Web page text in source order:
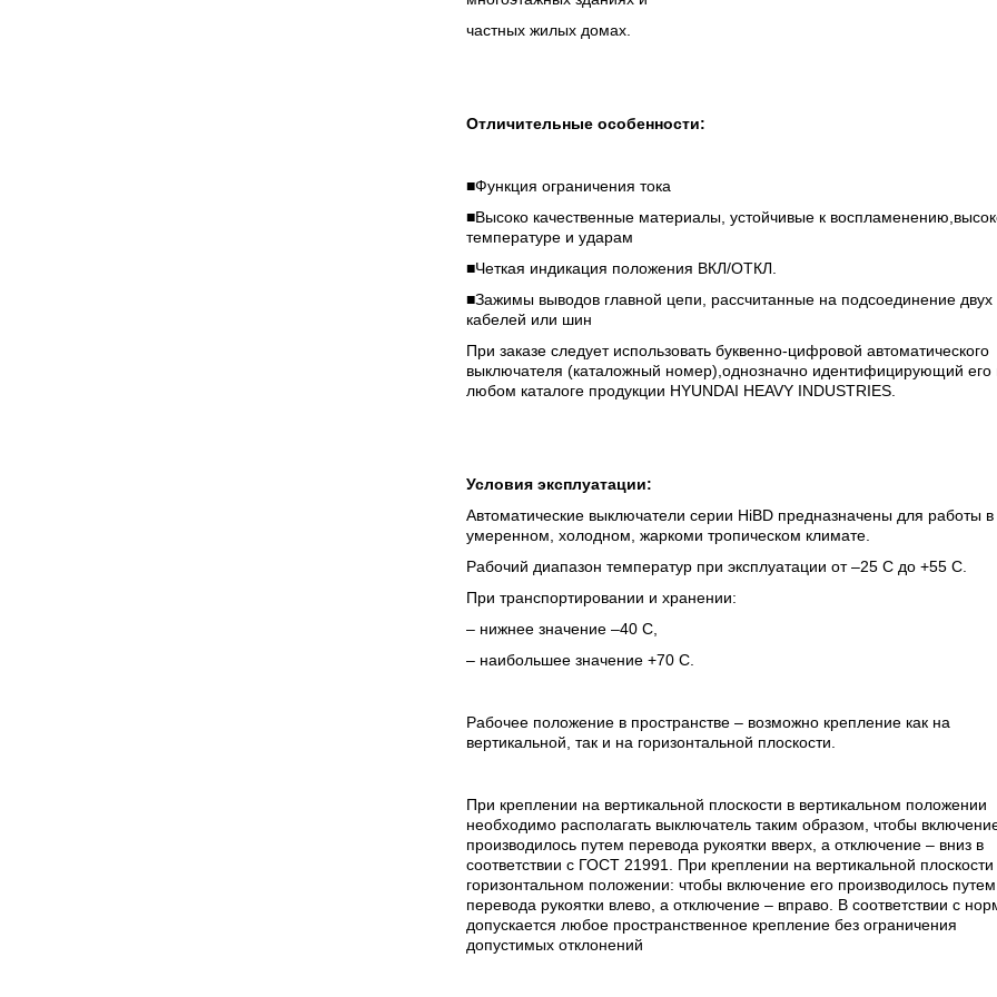
частных жилых домах.
Отличительные особенности:
■Функция ограничения тока
■Высоко качественные материалы, устойчивые к
температуре и ударам
■Четкая индикация положения ВКЛ/ОТКЛ.
■Зажимы выводов главной цепи, рассчитанные на подсоединение двух
кабелей или шин
При заказе следует использовать буквенно-цифровой автоматического
выключателя (каталожный номер),однозначно идентифицирующий его
любом каталоге продукции HYUNDAI HEAVY INDUSTRIES.
Условия эксплуатации:
Автоматические выключатели серии HiBD предназначены для работы в
умеренном, холодном, жаркоми тропическом климате.
Рабочий диапазон температур при эксплуатации от –25 С до +55 С.
При транспортировании и хранении:
– нижнее значение –40 С,
– наибольшее значение +70 С.
Рабочее положение в пространстве – возможно крепление как на
вертикальной, так и на горизонтальной плоскости.
При креплении на вертикальной плоскости в вертикальном положении
необходимо располагать выключатель таким образом, чтобы
производилось путем перевода рукоятки вверх, а отключение – вниз в
соответствии с ГОСТ 21991. При креплении на вертикальной плоскости
горизонтальном положении: чтобы включение его производилось путем
перевода рукоятки влево, а отключение – вправо. В соответствии с
допускается любое пространственное крепление без ограничения
допустимых отклонений